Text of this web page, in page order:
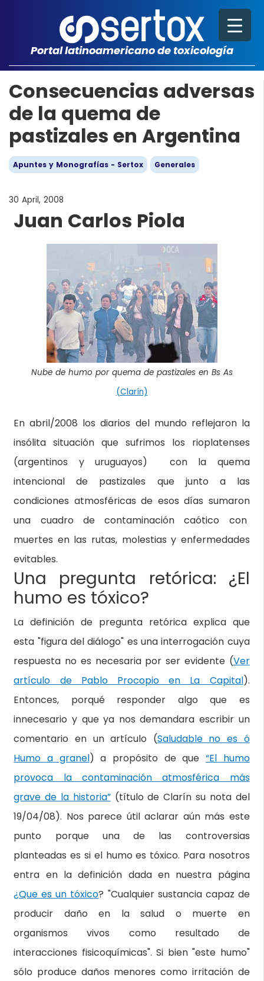
Portal latinoamericano de toxicología
Consecuencias adversas
de la quema de
pastizales en Argentina
Apuntes y Monografías - Sertox Generales
30 April, 2008
Juan Carlos Piola
Nube de humo por quema de pastizales en Bs As
(Clarín)
En abril/2008 los diarios del mundo reflejaron la
insólita situación que sufrimos los rioplatenses
(argentinos y uruguayos) con la quema
intencional de pastizales que junto a las
condiciones atmosféricas de esos días sumaron
una cuadro de contaminación caótico con
muertes en las rutas, molestias y enfermedades
evitables.
Una pregunta retórica: ¿El
humo es tóxico?
La definición de pregunta retórica explica que
esta "figura del diálogo" es una interrogación cuya
respuesta no es necesaria por ser evidente (Ver
artículo de Pablo Procopio en La Capital).
Entonces, porqué responder algo que es
innecesario y que ya nos demandara escribir un
comentario en un artículo (Saludable no es ó
Humo a granel) a propósito de que“El humo
provoca la contaminación atmosférica más
grave de la historia”(título de Clarín su nota del
19/04/08). Nos parece útil aclarar aún más este
punto porque una de las controversias
planteadas es si el humo es tóxico. Para nosotros
entra en la definición dada en nuestra página
¿Que es un tóxico? "Cualquier sustancia capaz de
producir daño en la salud o muerte en
organismos vivos como resultado de
interacciones fisicoquímicas". Si bien "este humo"
sólo produce daños menores como irritación de